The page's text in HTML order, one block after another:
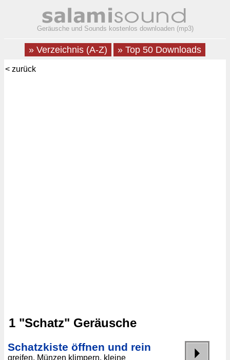
Geräusche und Sounds kostenlos downloaden (mp3)
» Verzeichnis (A-Z) » Top 50 Downloads
< zurück
1 "Schatz" Geräusche
Schatzkiste öffnen und rein
greifen, Münzen klimpern, kleine